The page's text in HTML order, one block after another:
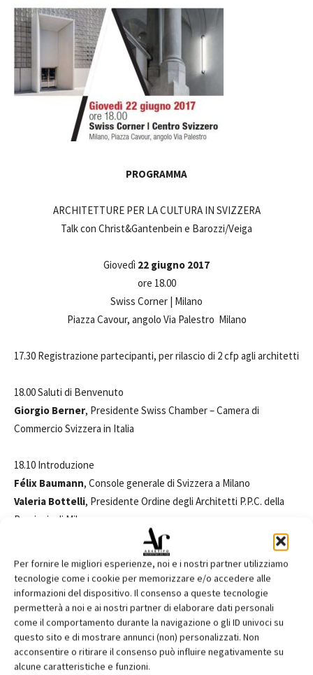
Per fornire le migliori esperienze, noi e i nostri partner utilizziamo
tecnologie come i cookie per memorizzare e/o accedere alle
informazioni del dispositivo. Il consenso a queste tecnologie
permetterà a noi e ai nostri partner di elaborare dati personali
come il comportamento durante la navigazione o gli ID univoci su
questo sito e di mostrare annunci (non) personalizzati. Non
acconsentire o ritirare il consenso può influire negativamente su
alcune caratteristiche e funzioni.
PROGRAMMA
ARCHITETTURE PER LA CULTURA IN SVIZZERA
Talk con Christ&Gantenbein e Barozzi/Veiga
Giovedì 22 giugno 2017
ore 18.00
Swiss Corner | Milano
Piazza Cavour, angolo Via Palestro Milano
17.30 Registrazione partecipanti, per rilascio di 2 cfp agli architetti
18.00 Saluti di Benvenuto
Giorgio Berner, Presidente Swiss Chamber – Camera di
Commercio Svizzera in Italia
18.10 Introduzione
Félix Baumann, Console generale di Svizzera a Milano
Valeria Bottelli, Presidente Ordine degli Architetti P.P.C. della
Provincia di Milano
, Consigliere Nazionale C.N.A.P.P.C.
18.15 Presentazione dell’iniziativa
Paolo Favole, Direttore di Arketipo
18.30 Talk
Christoph Gantenbein| Christ & Gantenbein | Basilea
• Il nuovo edificio del Kunstmuseum Basel